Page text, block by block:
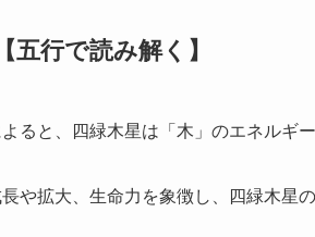
五行で読み解く】
ると、四緑木星は「木」のエネルギ
や拡大、生命力を象徴し、四緑木星